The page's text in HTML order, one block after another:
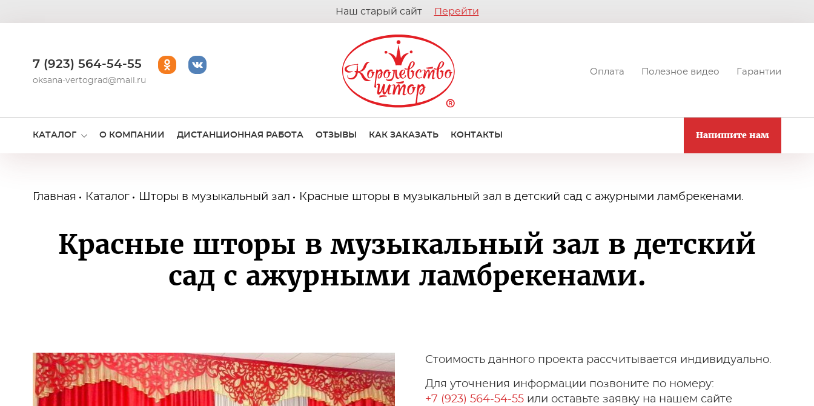
Наш старый сайт Перейти
7 (923) 564-54-55
oksana-vertograd@mail.ru
Оплата Полезное видео Гарантии
КАТАЛОГ О КОМПАНИИ ДИСТАНЦИОННАЯ РАБОТА ОТЗЫВЫ КАК ЗАКАЗАТЬ КОНТАКТЫ Напишите нам
Главная Каталог Шторы в музыкальный зал Красные шторы в музыкальный зал в детский сад с ажурными ламбрекенами.
Красные шторы в музыкальный зал в детский
сад с ажурными ламбрекенами.
Стоимость данного проекта рассчитывается индивидуально.
Для уточнения информации позвоните по номеру:
+7 (923) 564-54-55 или оставьте заявку на нашем сайте